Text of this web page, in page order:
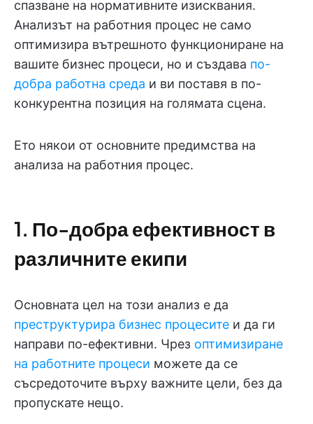
спазване на нормативните изисквания.
Анализът на работния процес не само
оптимизира вътрешното функциониране на
вашите бизнес процеси, но и създава по-
добра работна среда и ви поставя в по-
конкурентна позиция на голямата сцена.
Ето някои от основните предимства на
анализа на работния процес.
1. По-добра ефективност в
различните екипи
Основната цел на този анализ е да
преструктурира бизнес процесите и да ги
направи по-ефективни. Чрез оптимизиране
на работните процеси можете да се
съсредоточите върху важните цели, без да
пропускате нещо.